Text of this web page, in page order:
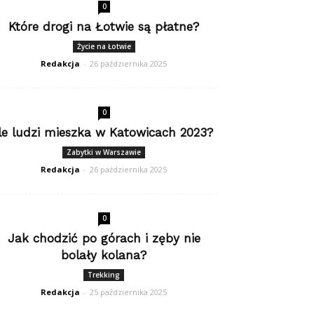
0
Które drogi na Łotwie są płatne?
Życie na Łotwie
Redakcja - 26 października 2025
0
ludzi mieszka w Katowicach 2023?
Zabytki w Warszawie
Redakcja - 26 października 2025
0
Jak chodzić po górach i zęby nie
bolały kolana?
Trekking
Redakcja - 25 października 2025